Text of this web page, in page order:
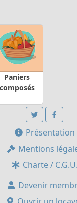
Paniers
composés
Présentation
Mentions
Charte / C.G.U.
Devenir